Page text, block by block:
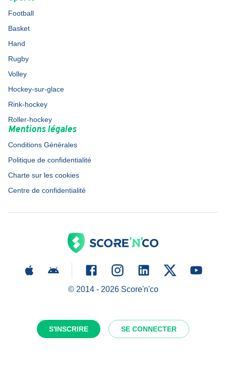
S'INSCRIRE SE CONNECTER
Football
Basket
Hand
Rugby
Volley
Hockey-sur-glace
Rink-hockey
Roller-hockey
Mentions légales
Conditions Générales
Politique de confidentialité
Charte sur les cookies
Centre de confidentialité
© 2014 - 2026Score'n'co